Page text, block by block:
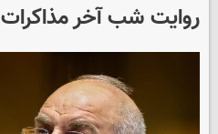
روایت شب آخر مذاکرات